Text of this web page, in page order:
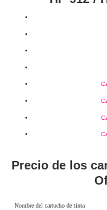
Precio de los
Nombre del cartucho de tinta